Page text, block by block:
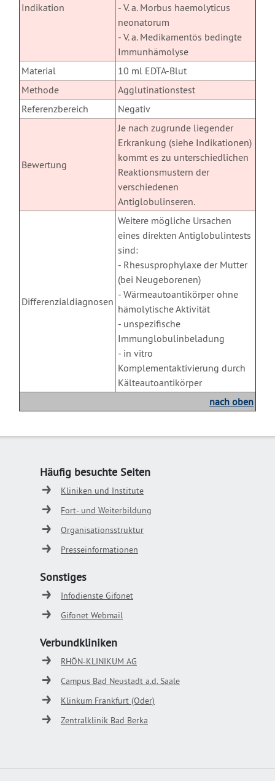
Indikation
- V. a. Morbus haemolyticus
neonatorum
- V. a. Medikamentös bedingte
Immunhämolyse
Material
10 ml EDTA-Blut
Methode
Agglutinationstest
Referenzbereich
Negativ
Bewertung
Je nach zugrunde liegender
Erkrankung (siehe Indikationen)
kommt es zu unterschiedlichen
Reaktionsmustern der
verschiedenen
Antiglobulinseren.
Differenzialdiagnosen
Weitere mögliche Ursachen
eines direkten Antiglobulintests
sind:
- Rhesusprophylaxe der Mutter
(bei Neugeborenen)
- Wärmeautoantikörper ohne
hämolytische Aktivität
- unspezifische
Immunglobulinbeladung
- in vitro
Komplementaktivierung durch
Kälteautoantikörper
nach oben
Häufig besuchte Seiten
Kliniken und Institute
Fort- und Weiterbildung
Organisationsstruktur
Presseinformationen
Sonstiges
Infodienste Gifonet
Gifonet Webmail
Verbundkliniken
RHÖN-KLINIKUM AG
Campus Bad Neustadt a.d. Saale
Klinkum Frankfurt (Oder)
Zentralklinik Bad Berka